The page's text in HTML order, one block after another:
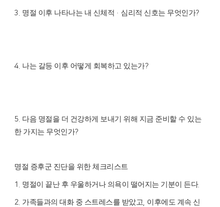
3. 명절 이후 나타나는 내 신체적 · 심리적 신호는 무엇인가?
4. 나는 갈등 이후 어떻게 회복하고 있는가?
5. 다음 명절을 더 건강하게 보내기 위해 지금 준비할 수 있는
한 가지는 무엇인가?
명절 증후군 진단을 위한 체크리스트
1. 명절이 끝난 후 우울하거나 의욕이 떨어지는 기분이 든다.
2. 가족들과의 대화 중 스트레스를 받았고 이후에도 계속 신